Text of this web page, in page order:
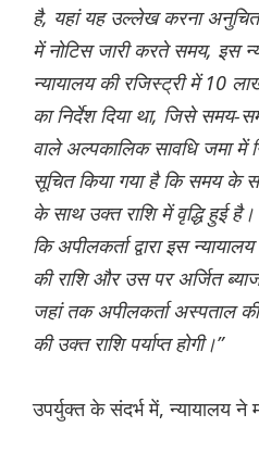
है, यहां यह उल्लेख करना अनुचित
में नोटिस जारी करते समय, इस
न्यायालय की रजिस्ट्री में 10
का निर्देश दिया था, जिसे समय-
वाले अल्पकालिक सावधि जमा में
सूचित किया गया है कि समय के
के साथ उक्त राशि में वृद्धि हुई है।
कि अपीलकर्ता द्वारा इस
की राशि और उस पर अर्जित
जहां तक ​​अपीलकर्ता अस्पताल
की उक्त राशि पर्याप्त होगी।”
उपर्युक्त के संदर्भ में, न्यायालय ने